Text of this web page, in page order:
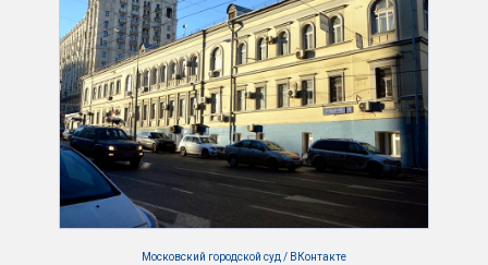
Московский городской суд / ВКонтакте